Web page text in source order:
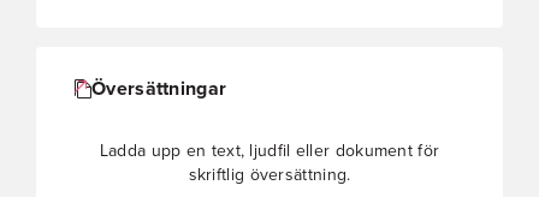
Översättningar
Ladda upp en text, ljudfil eller dokument för
skriftlig översättning.